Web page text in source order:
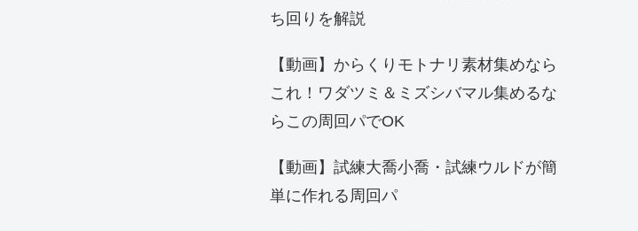
ち回りを解説
【動画】からくりモトナリ素材集めなら
これ！ワダツミ＆ミズシバマル集めるな
らこの周回パでOK
【動画】試練大喬小喬・試練ウルドが簡
単に作れる周回パ